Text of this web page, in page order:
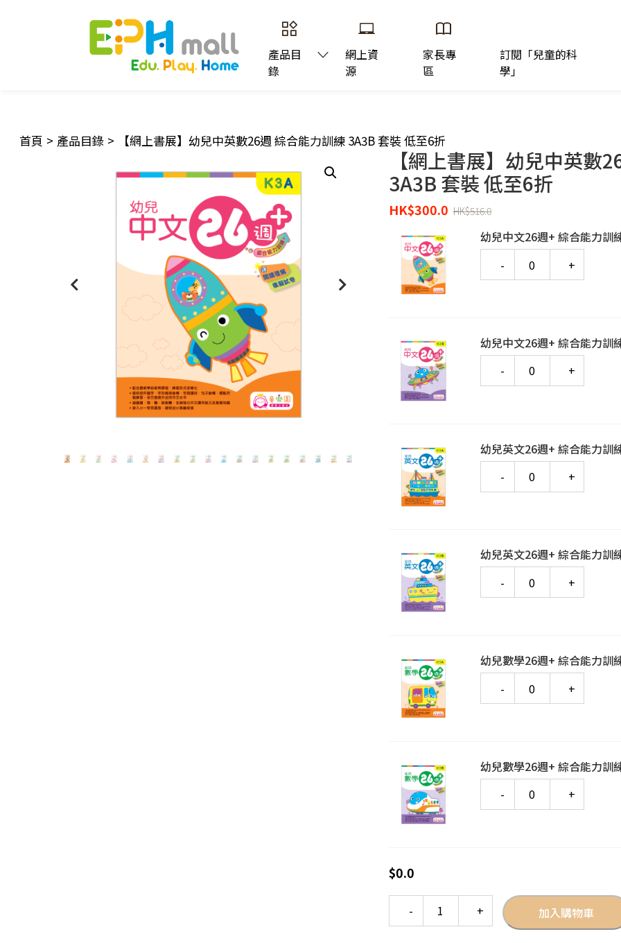
產品目
錄
網上資
源
家長專
區
訂閱「兒童的科
學」
首頁 > 產品目錄 > 【網上書展】幼兒中英數26週 綜合能力訓練 3A3B 套裝 低至6折
【網上書展】幼兒中英數
3A3B 套裝 低至6折
HK$300.0 HK$516.0
幼兒中文26週+ 綜合能力訓
幼兒中文26週+ 綜合能力訓
幼兒英文26週+ 綜合能力訓
幼兒英文26週+ 綜合能力訓
幼兒數學26週+ 綜合能力訓
幼兒數學26週+ 綜合能力訓
$0.0
加入購物車